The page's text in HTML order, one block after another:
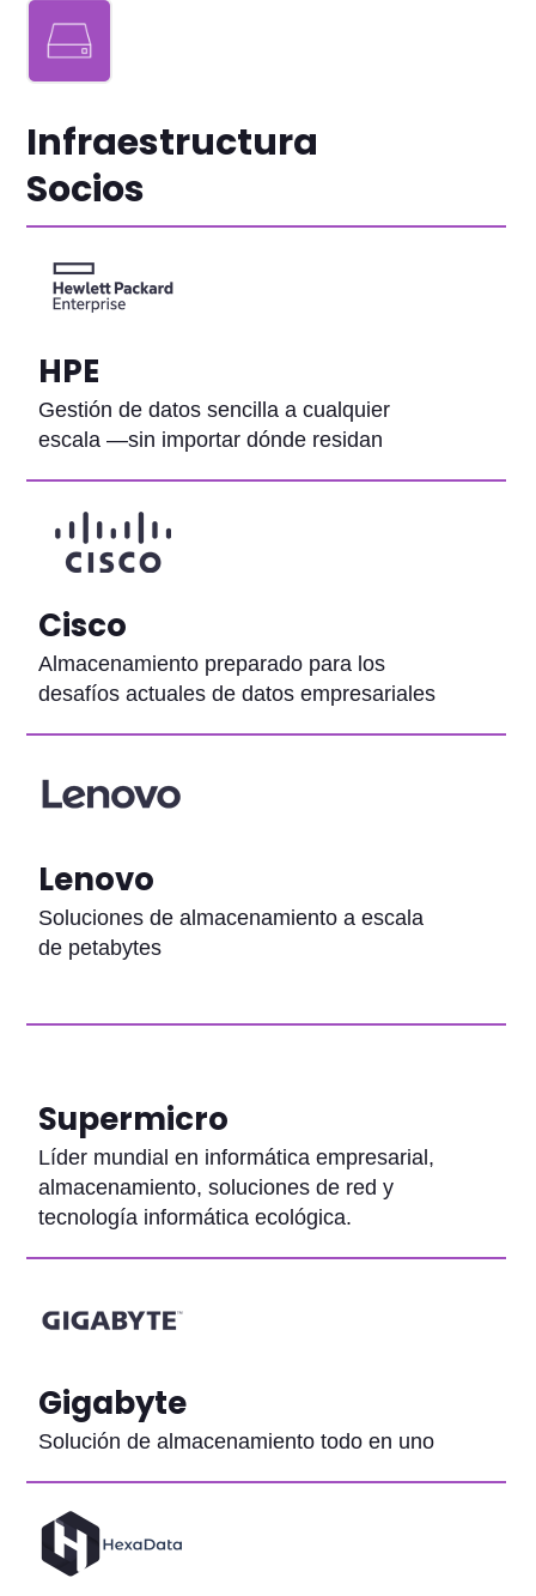
Infraestructura
Socios
HPE
Gestión de datos sencilla a cualquier
escala —sin importar dónde residan
Cisco
Almacenamiento preparado para los
desafíos actuales de datos empresariales
Lenovo
Soluciones de almacenamiento a escala
de petabytes
Supermicro
Líder mundial en informática empresarial,
almacenamiento, soluciones de red y
tecnología informática ecológica.
Gigabyte
Solución de almacenamiento todo en uno